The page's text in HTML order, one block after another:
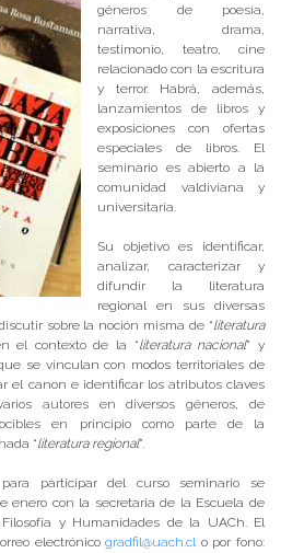
géneros de poesía,
narrativa, drama,
testimonio, teatro, cine
relacionado con la escritura
y terror. Habrá, además,
lanzamientos de libros y
exposiciones con ofertas
especiales de libros. El
seminario es abierto a la
comunidad valdiviana y
universitaria.
Su objetivo es identificar,
analizar, caracterizar y
difundir la literatura
regional en sus diversas
sobre la noción misma de “literatura
el contexto de la “literatura nacional” y
se vinculan con modos territoriales de
el canon e identificar los atributos claves
autores en diversos géneros, de
en principio como parte de la
“literatura regional”.
participar del curso seminario se
enero con la secretaria de la Escuela de
y Humanidades de la UACh. El
electrónicogradfil@uach.clo por fono: